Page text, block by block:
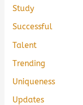
Study
Successful
Talent
Trending
Uniqueness
Updates